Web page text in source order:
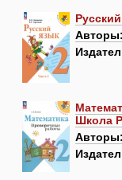
Авторы:
Школа
Авторы: